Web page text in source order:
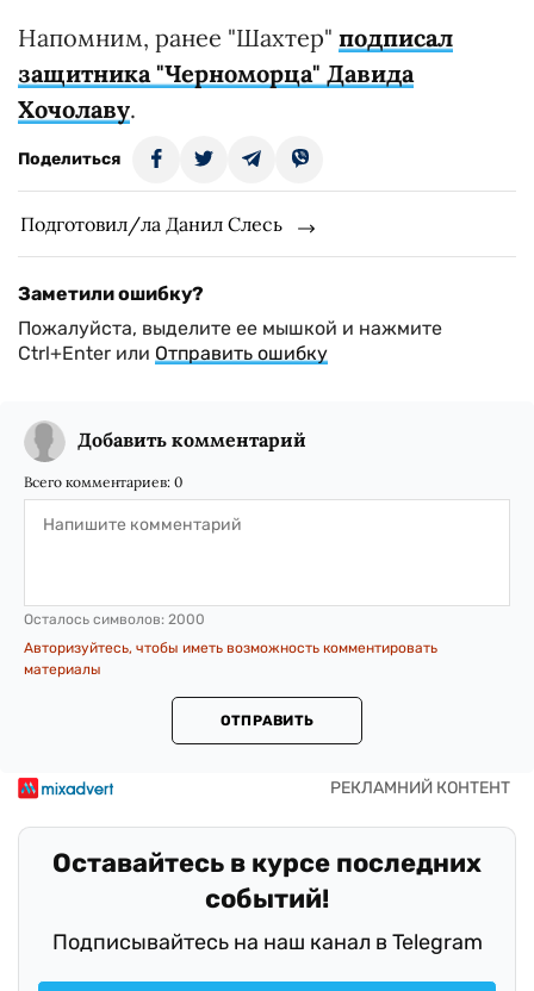
Напомним, ранее "Шахтер" подписал
защитника "Черноморца" Давида
Хочолаву.
Поделиться
Подготовил/ла Данил Слесь
Заметили ошибку?
Пожалуйста, выделите ее мышкой и нажмите
Ctrl+Enter или Отправить ошибку
Добавить комментарий
Всего комментариев: 0
Осталось символов: 2000
Авторизуйтесь, чтобы иметь возможность комментировать
материалы
ОТПРАВИТЬ
Оставайтесь в курсе последних
событий!
Подписывайтесь на наш канал в Telegram